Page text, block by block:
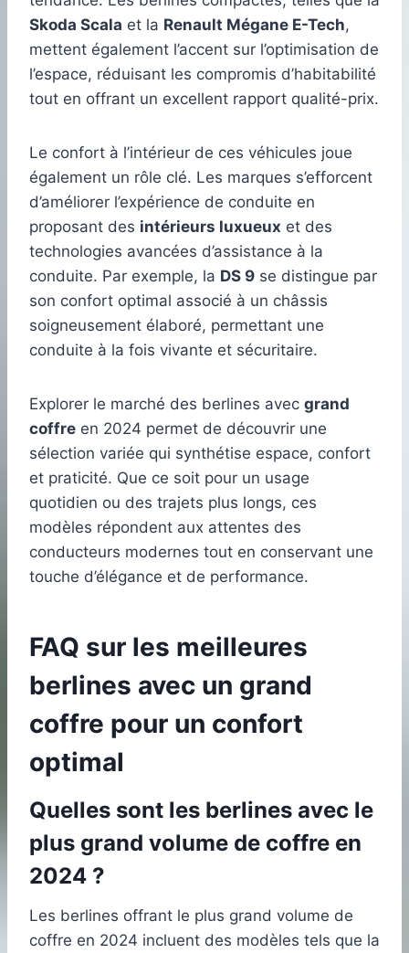
Skoda Scala et la Renault Mégane E-Tech,
mettent également l’accent sur l’optimisation de
l’espace, réduisant les compromis d’habitabilité
tout en offrant un excellent rapport qualité-prix.
Le confort à l’intérieur de ces véhicules joue
également un rôle clé. Les marques s’efforcent
d’améliorer l’expérience de conduite en
proposant des intérieurs luxueux et des
technologies avancées d’assistance à la
conduite. Par exemple, la DS 9 se distingue par
son confort optimal associé à un châssis
soigneusement élaboré, permettant une
conduite à la fois vivante et sécuritaire.
Explorer le marché des berlines avec grand
coffre en 2024 permet de découvrir une
sélection variée qui synthétise espace, confort
et praticité. Que ce soit pour un usage
quotidien ou des trajets plus longs, ces
modèles répondent aux attentes des
conducteurs modernes tout en conservant une
touche d’élégance et de performance.
FAQ sur les meilleures
berlines avec un grand
coffre pour un confort
optimal
Quelles sont les berlines avec le
plus grand volume de coffre en
2024 ?
Les berlines offrant le plus grand volume de
coffre en 2024 incluent des modèles tels que la